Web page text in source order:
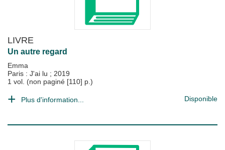
LIVRE
Un autre regard
Emma
Paris : J'ai lu ; 2019
1 vol. (non paginé [110] p.)
Plus d'information... Disponible